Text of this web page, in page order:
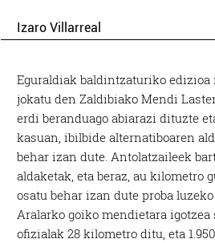
Izaro Villarreal
Eguraldiak baldintzaturiko edizioa
jokatu den Zaldibiako Mendi
erdi beranduago abiarazi dituzte
kasuan, ibilbide alternatiboaren
behar izan dute. Antolatzaileek
aldaketak, eta beraz, au kilometro
osatu behar izan dute proba
Aralarko goiko mendietara
ofizialak 28 kilometro ditu, eta